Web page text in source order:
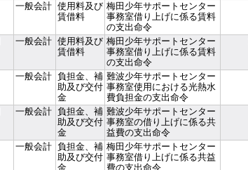
一般会計 使用料及び
賃借料
梅田少年サポートセンター
事務室借り上げに係る賃料
の支出命令
一般会計 使用料及び
賃借料
梅田少年サポートセンター
事務室借り上げに係る賃料
の支出命令
一般会計 負担金、補
助及び交付
金
難波少年サポートセンター
事務室使用における光熱水
費負担金の支出命令
一般会計 負担金、補
助及び交付
金
難波少年サポートセンター
事務室の借り上げに係る共
益費の支出命令
一般会計 負担金、補
助及び交付
梅田少年サポートセンター
事務室借り上げに係る共益